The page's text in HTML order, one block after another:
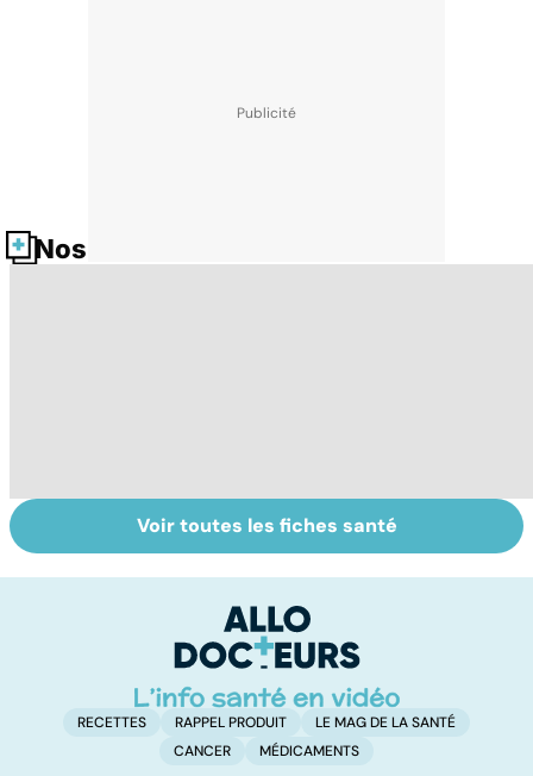
Nos fiches santé
Dérèglement
hormonal : et si
Tout savoir sur
les infections
Voir toutes les fiches santé
RECETTES RAPPEL PRODUIT
LE MAG DE LA SANTÉ
CANCER
MÉDICAMENTS